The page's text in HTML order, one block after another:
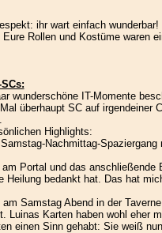
ihr wart einfach
Rollen und Kostüme waren
wunderschöne IT-Momente
überhaupt SC auf
Highlights:
Nachmittag-
Portal und das anschließende
Heilung bedankt hat. Das hat
Samstag Abend in der
Luinas Karten haben wohl eher
einen Sinn gehabt: Sie weiß